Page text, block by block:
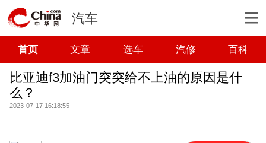
汽车
首页 文章 选车 汽修 百科
比亚迪f3加油门突突给不上油的原因是什
么？
2023-07-17 16:18:55